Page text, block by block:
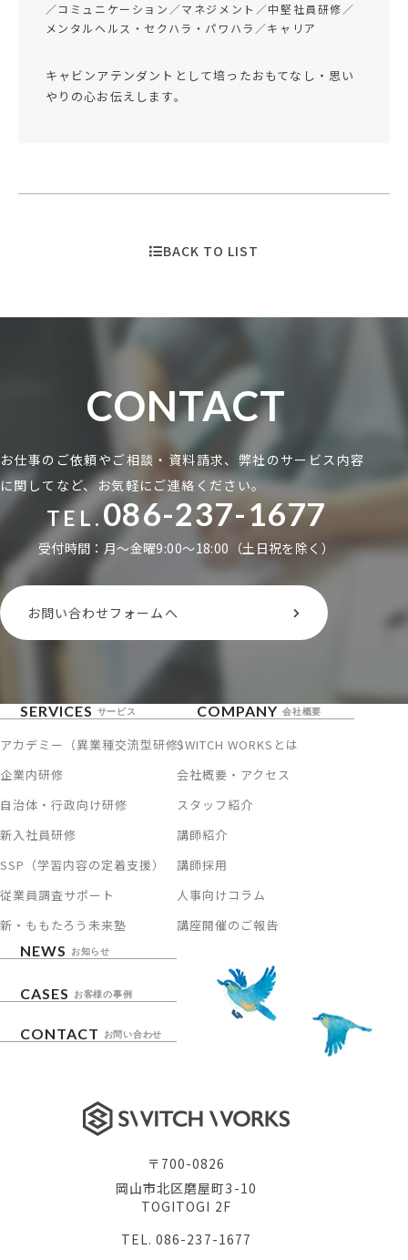
／コミュニケーション／マネジメント／中堅社員研修／
メンタルヘルス・セクハラ・パワハラ／キャリア
キャビンアテンダントとして培ったおもてなし・思い
やりの心お伝えします。
BACK TO LIST
CONTACT
お仕事のご依頼やご相談・資料請求、弊社のサービス内容
に関してなど、お気軽にご連絡ください。
TEL.086-237-1677
受付時間：月〜金曜9:00〜18:00（土日祝を除く）
お問い合わせフォームへ
〒700-0826
岡山市北区磨屋町3-10
TOGITOGI 2F
TEL. 086-237-1677
SERVICES サービス
アカデミー（異業種交流型研修）
企業内研修
自治体・行政向け研修
新入社員研修
SSP（学習内容の定着支援）
従業員調査サポート
新・ももたろう未来塾
COMPANY 会社概要
SWITCH WORKSとは
会社概要・アクセス
スタッフ紹介
講師紹介
講師採用
人事向けコラム
講座開催のご報告
NEWS
お知らせ
CASES お客様の事例
CONTACT お問い合わせ